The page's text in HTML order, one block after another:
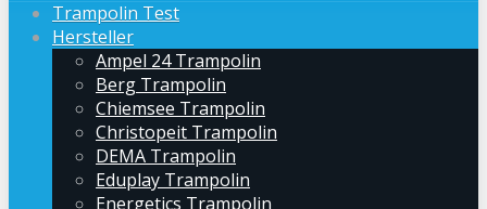
Trampolin Test
Hersteller
Ampel 24 Trampolin
Berg Trampolin
Chiemsee Trampolin
Christopeit Trampolin
DEMA Trampolin
Eduplay Trampolin
Energetics Trampolin